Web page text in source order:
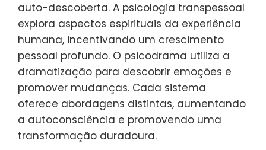
auto-descoberta. A psicologia transpessoal
explora aspectos espirituais da experiência
humana, incentivando um crescimento
pessoal profundo. O psicodrama utiliza a
dramatização para descobrir emoções e
promover mudanças. Cada sistema
oferece abordagens distintas, aumentando
a autoconsciência e promovendo uma
transformação duradoura.